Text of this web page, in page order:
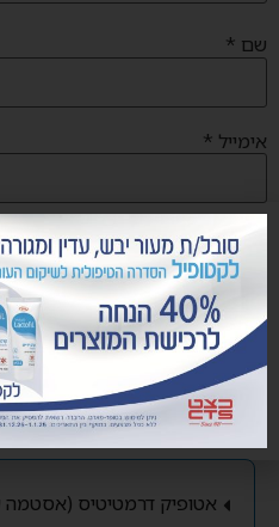
שם *
אימייל *
אתר
שמור בדפדפן זה את השם,
אטופיק דרמטיטיס (אסטמה